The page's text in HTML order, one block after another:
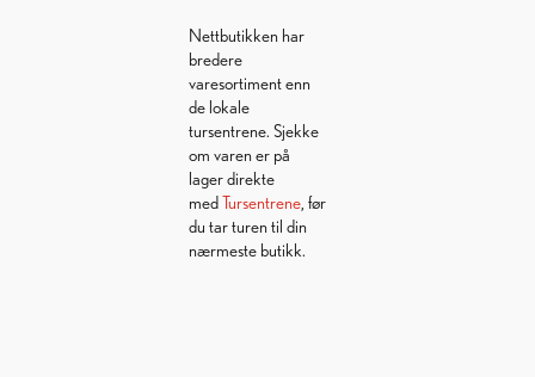
Nettbutikken har
bredere
varesortiment enn
de lokale
tursentrene. Sjekke
om varen er på
lager direkte
medTursentrene, før
du tar turen til din
nærmeste butikk.